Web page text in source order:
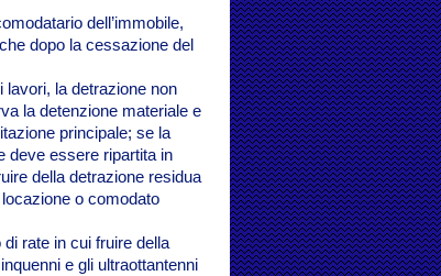
dell’immobile,
dopo la cessazione del
lavori, la detrazione non
la detenzione materiale e
principale; se la
deve essere ripartita in
della detrazione residua
o comodato
rate in cui fruire della
e gli ultraottantenni